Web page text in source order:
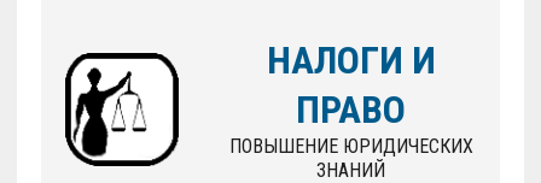
НАЛОГИ И
ПРАВО
ПОВЫШЕНИЕ ЮРИДИЧЕСКИХ
ЗНАНИЙ